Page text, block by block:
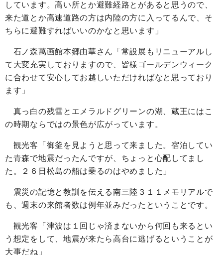
しています。高い所とか避難経路とがあると思うので、
来た道とか高速道路の方は内陸の方に入ってるんで、そ
ちらに避難すればいいのかなと思います」
石ノ森萬画館本郷由華さん「常設展もリニューアルし
て大変充実しておりますので、皆様ゴールデンウィーク
に合わせて安心してお越しいただければなと思っており
ます」
真っ白の残雪とエメラルドグリーンの湖、蔵王にはこ
の時期ならではの景色が広がっています。
観光客「御釜を見ようと思って来ました。宿泊してい
た青森で地震だったんですが、ちょっと心配してまし
た。２６日松島の船は乗るのはやめました」
震災の記憶と教訓を伝える南三陸３１１メモリアルで
も、週末の来館者数は例年並みだったということです。
観光客「津波は１回じゃ済まないから何回も来るとい
う想定をして、地震が来たら高台に逃げるということが
大事だね」